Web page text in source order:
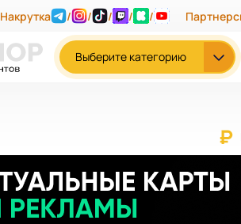
Накрутка / / / / /
Выберите категорию